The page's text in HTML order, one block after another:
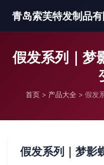
青岛索芙特发制品有
假发系列｜梦
首页 > 产品大全 > 假发
假发系列｜梦影